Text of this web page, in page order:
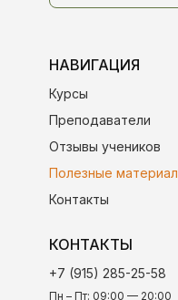
КОНТАКТЫ
НАВИГАЦИЯ
Курсы
Преподаватели
Отзывы учеников
Полезные
Контакты
+7 (915) 285-25-58
Пн – Пт: 09:00 — 20:00